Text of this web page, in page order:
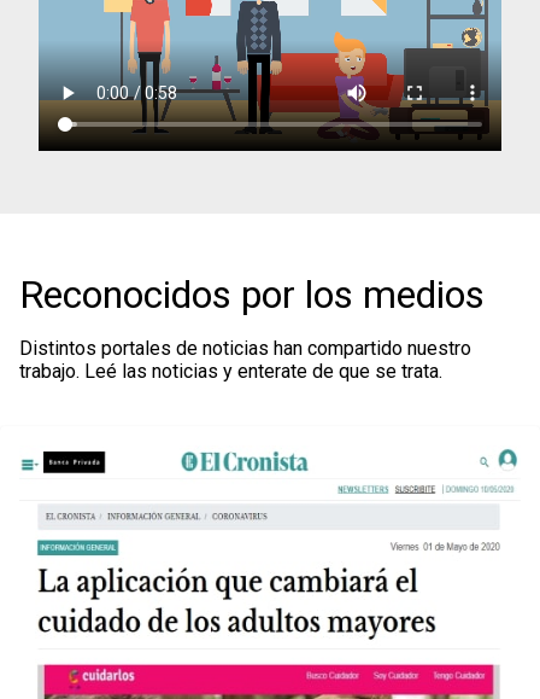
Reconocidos por los medios
Distintos portales de noticias han compartido nuestro
trabajo. Leé las noticias y enterate de que se trata.